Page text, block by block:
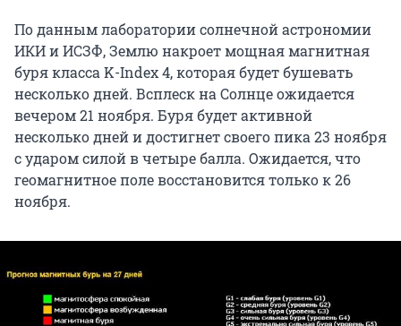
По данным лаборатории солнечной астрономии
ИКИ и ИСЗФ, Землю накроет мощная магнитная
буря класса K-Index 4, которая будет бушевать
несколько дней. Всплеск на Солнце ожидается
вечером 21 ноября. Буря будет активной
несколько дней и достигнет своего пика 23 ноября
с ударом силой в четыре балла. Ожидается, что
геомагнитное поле восстановится только к 26
ноября.